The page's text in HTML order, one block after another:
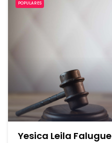
POPULARES
Yesica Leila Falugue